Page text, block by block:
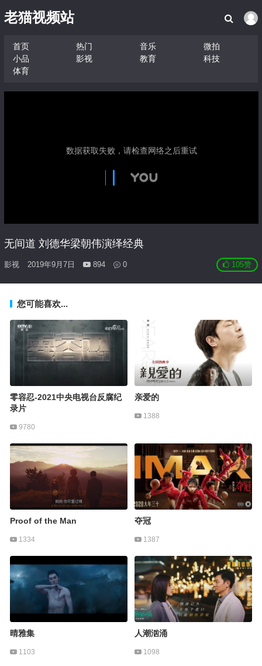
老猫视频站
首页 热门 音乐
微拍
小品
影视 教育
科技
体育
无间道 刘德华梁朝伟演绎经典
影视 2019年9月7日 894 0 105赞
您可能喜欢...
零容忍-2021中央电视台反腐纪
录片
9780
亲爱的
1388
Proof of the Man
1334
夺冠
1387
晴雅集
1103
人潮汹涌
1098